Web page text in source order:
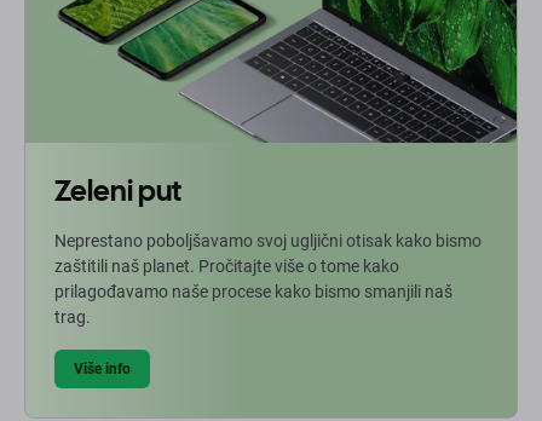
Zeleni put
Neprestano poboljšavamo svoj ugljični otisak kako bismo
zaštitili naš planet. Pročitajte više o tome kako
prilagođavamo naše procese kako bismo smanjili naš
trag.
Više info